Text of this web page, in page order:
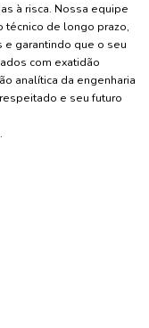
à risca. Nossa equipe
técnico de longo prazo,
garantindo que o seu
com exatidão
analítica da engenharia
e seu futuro